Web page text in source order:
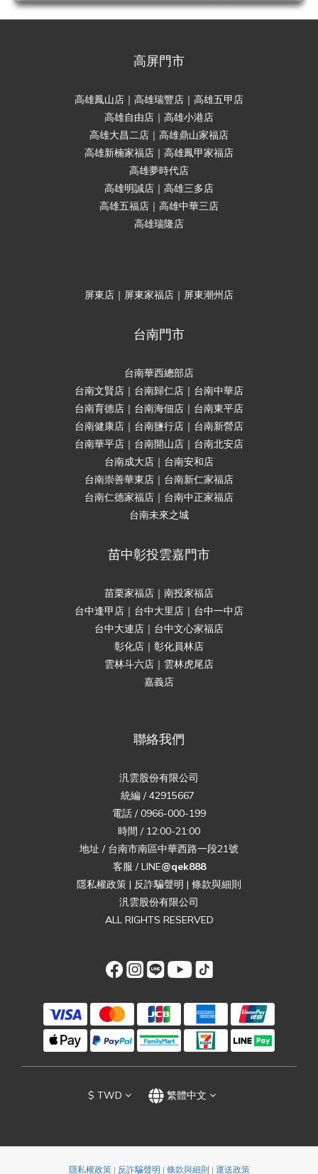
高屏門市
高雄鳳山店｜高雄瑞豐店｜高雄五甲店
高雄自由店｜高雄小港店
高雄大昌二店｜高雄鼎山家福店
高雄新楠家福店｜高雄鳳甲家福店
高雄夢時代店
高雄明誠店｜高雄三多店
高雄五福店｜高雄中華三店
高雄瑞隆店
屏東店｜屏東家福店｜屏東潮州店
台南門市
台南華西總部店
台南文賢店｜台南歸仁店｜台南中華店
台南育德店｜台南海佃店｜台南東平店
台南健康店｜台南鹽行店｜台南新營店
台南華平店｜台南開山店｜台南北安店
台南成大店｜台南安和店
台南崇善華東店｜台南新仁家福店
台南仁德家福店｜台南中正家福店
台南未來之城
苗中彰投雲嘉門市
苗栗家福店｜南投家福店
台中逢甲店｜台中大里店｜台中一中店
台中大連店｜台中文心家福店
彰化店｜彰化員林店
雲林斗六店｜雲林虎尾店
嘉義店
聯絡我們
汎雲股份有限公司
統編 / 42915667
電話 / 0966-000-199
時間 / 12:00-21:00
地址 / 台南市南區中華西路一段21號
客服 / LINE@qek888
隱私權政策 | 反詐騙聲明 | 條款與細則
汎雲股份有限公司
ALL RIGHTS RESERVED
$ TWD 繁體中文
隱私權政策| 反詐騙聲明 | 條款與細則 | 運送政策